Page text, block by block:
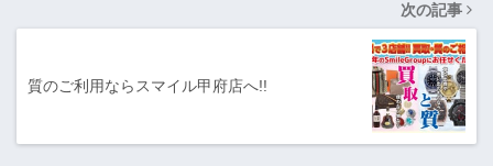
次の記事
質のご利用ならスマイル甲府店へ!!